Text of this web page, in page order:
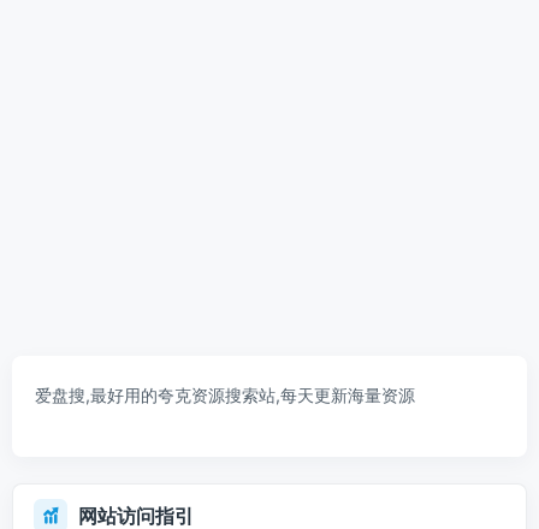
爱盘搜,最好用的夸克资源搜索站,每天更新海量资源
网站访问指引